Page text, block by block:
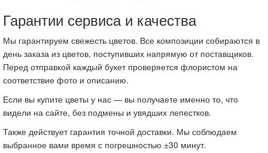
Гарантии сервиса и качества
Мы гарантируем свежесть цветов. Все композиции собираются в
день заказа из цветов, поступивших напрямую от поставщиков.
Перед отправкой каждый букет проверяется флористом на
соответствие фото и описанию.
Если вы купите цветы у нас — вы получаете именно то, что
видели на сайте, без подмены и увядших лепестков.
Также действует гарантия точной доставки. Мы соблюдаем
выбранное вами время с погрешностью ±30 минут.